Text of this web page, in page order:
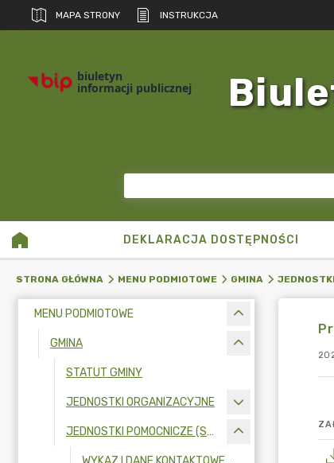
MAPA STRONY INSTRUKCJA
biuletyn
informacji publicznej
DEKLARACJA DOSTĘPNOŚCI
STRONA GŁÓWNA MENU PODMIOTOWE GMINA
MENU PODMIOTOWE
GMINA
STATUT GMINY
JEDNOSTKI ORGANIZACYJNE
JEDNOSTKI POMOCNICZE (SOŁECTWA)